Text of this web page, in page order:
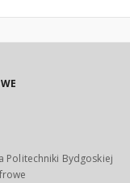
Politechniki Bydgoskiej